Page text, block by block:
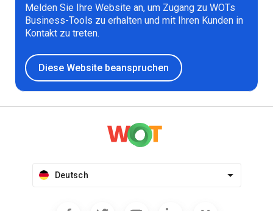
Melden Sie Ihre Website an, um Zugang zu WOTs
Business-Tools zu erhalten und mit Ihren Kunden in
Kontakt zu treten.
Diese Website beanspruchen
Deutsch